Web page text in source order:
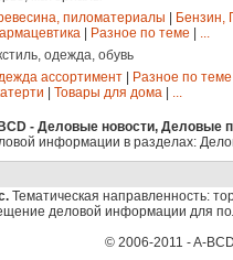
пиломатериалы
Бензин,
Разное по теме
...
одежда, обувь
ассортимент
Разное по теме
Товары для дома ...
- Деловые новости, Деловые
информации в разделах:
Тематическая направленность:
деловой информации для
© 2006-2011 - A-